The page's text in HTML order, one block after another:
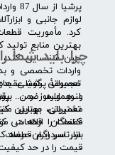
لوازم جانبی و
کرد. مأموریت
بهترین منابع تولید
چین شناسایی کند،
واردات تخصصی و
تعمیراتی گوشی
لنوو ایسوز و ....
تعمیراتی
کنندگان قطعات
سرتاسر ایران عرضه
چرا باید شما
​مجموعۀ پرشیا
و همواره ضمن
مشتریان، بهترین
قطعات را ارائه
بازار سردرگم
قیمت را در حد